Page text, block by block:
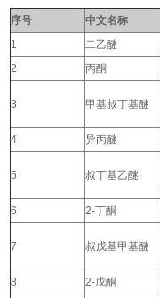
序号 中文名称
1
二乙醚
2
丙酮
3 甲基叔丁基醚
4 异丙醚
5 叔丁基乙醚
6 2-丁酮
7 叔戊基甲基醚
8 2-戊酮